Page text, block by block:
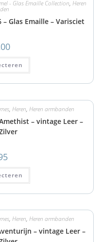
- Glas Emaille Collection, Heren
Glas Emaille – Varisciet
, Heren, Heren armbanden
– vintage Leer –
, Heren, Heren armbanden
– vintage Leer –